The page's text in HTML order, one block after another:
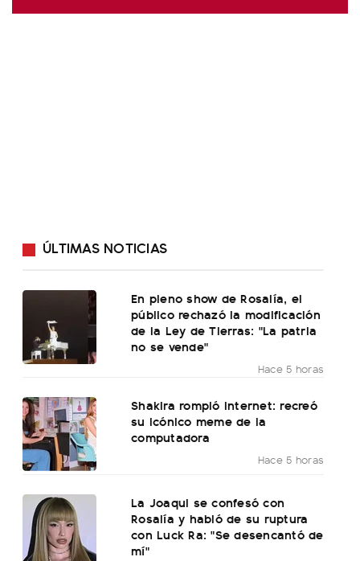
ÚLTIMAS NOTICIAS
En pleno show de Rosalía, el
público rechazó la modificación
de la Ley de Tierras: "La patria
no se vende"
Hace 5 horas
Shakira rompió internet: recreó
su icónico meme de la
computadora
Hace 5 horas
La Joaqui se confesó con
Rosalía y habló de su ruptura
con Luck Ra: "Se desencantó de
mí"